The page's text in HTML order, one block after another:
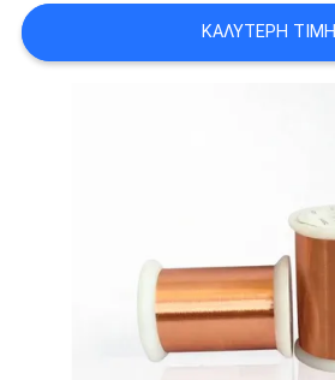
SITEMAP
ΚΑΛΎΤΕΡΗ ΤΙΜΉ